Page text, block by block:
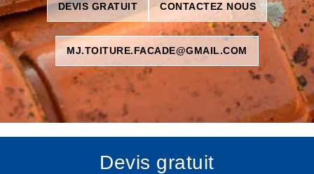
DEVIS GRATUIT CONTACTEZ NOUS
MJ.TOITURE.FACADE@GMAIL.COM
Devis gratuit